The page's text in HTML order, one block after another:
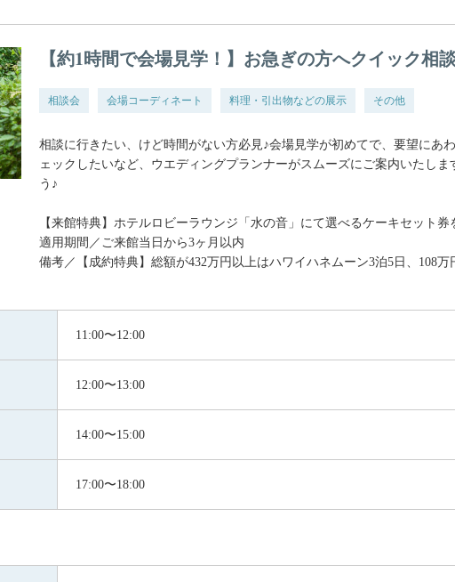
【約1時間で会場見学！】お急ぎの方へクイック相
相談会 会場コーディネート 料理・引出物などの展示 その他
相談に行きたい、けど時間がない方必見♪会場見学が初めてで、要望にあ
ェックしたいなど、ウエディングプランナーがスムーズにご案内いたし
う♪
【来館特典】ホテルロビーラウンジ「水の音」にて選べるケーキセット券
適用期間／ご来館当日から3ヶ月以内
備考／【成約特典】総額が432万円以上はハワイハネムーン3泊5日、108
11:00〜12:00
12:00〜13:00
14:00〜15:00
17:00〜18:00